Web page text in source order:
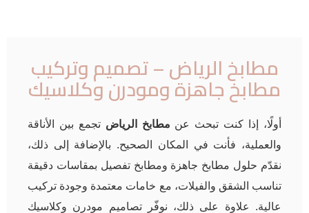
مطابخ الرياض – تصميم وتركيب
مطابخ جاهزة ومودرن وكلاسيك
أولًا، إذا كنت تبحث عن مطابخ الرياض تجمع بين الأناقة
والعملية، فأنت في المكان الصحيح. بالإضافة إلى ذلك،
نقدّم حلول مطابخ جاهزة ومطابخ تفصيل بمقاسات دقيقة
تناسب الشقق والفيلات، مع خامات معتمدة وجودة تركيب
عالية. علاوة على ذلك، نوفّر تصاميم مودرن وكلاسيك